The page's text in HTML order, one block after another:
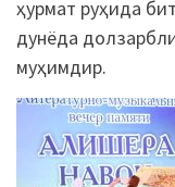
ҳурмат руҳида
дунёда
муҳимдир.